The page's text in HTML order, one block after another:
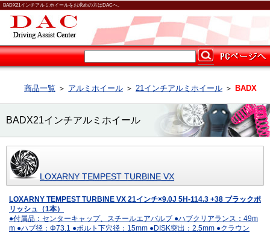
BADX21インチアルミホイールをお求めの方はDACへ。
商品一覧 ＞ アルミホイール ＞ 21インチアルミホイール ＞ BADX
BADX21インチアルミホイール
LOXARNY TEMPEST TURBINE VX
LOXARNY TEMPEST TURBINE VX 21インチ×9.0J 5H-114.3 +38 ブラックポ
リッシュ（1本）
●付属品：センターキャップ、スチールエアバルブ ●ハブクリアランス：49m
m ●ハブ径：Φ73.1 ●ボルト下穴径：15mm ●DISK突出：2.5mm ●クラウン